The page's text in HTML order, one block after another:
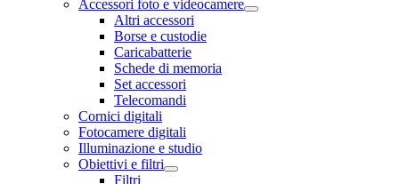
Accessori foto e videocamere
Altri accessori
Borse e custodie
Caricabatterie
Schede di memoria
Set accessori
Telecomandi
Cornici digitali
Fotocamere digitali
Illuminazione e studio
Obiettivi e filtri
Filtri